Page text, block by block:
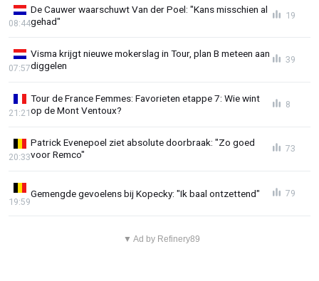
De Cauwer waarschuwt Van der Poel: "Kans misschien al
gehad"
08:44
19
Visma krijgt nieuwe mokerslag in Tour, plan B meteen aan
diggelen
07:57
39
Tour de France Femmes: Favorieten etappe 7: Wie wint
op de Mont Ventoux?
21:21
8
Patrick Evenepoel ziet absolute doorbraak: "Zo goed
voor Remco"
20:33
73
Gemengde gevoelens bij Kopecky: "Ik baal ontzettend"
19:59
79
▼ Ad by Refinery89